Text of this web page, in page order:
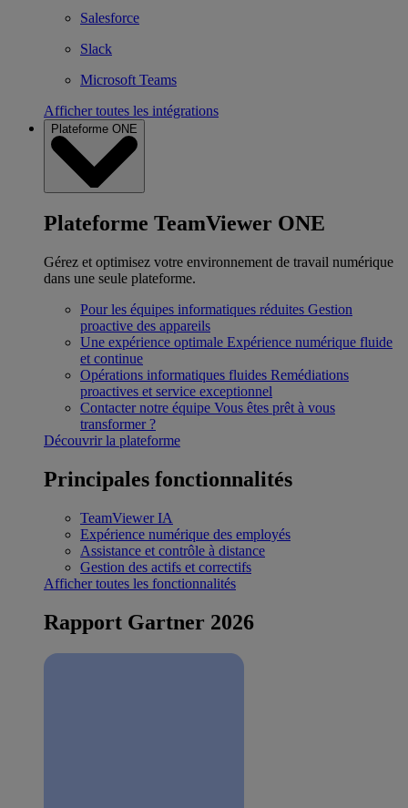
Salesforce
Slack
Microsoft Teams
Afficher toutes les intégrations
Plateforme ONE
Plateforme TeamViewer ONE
Gérez et optimisez votre environnement de travail numérique
dans une seule plateforme.
Pour les équipes informatiques réduites Gestion
proactive des appareils
Une expérience optimale Expérience numérique fluide
et continue
Opérations informatiques fluides Remédiations
proactives et service exceptionnel
Contacter notre équipe Vous êtes prêt à vous
transformer ?
Découvrir la plateforme
Principales fonctionnalités
TeamViewer IA
Expérience numérique des employés
Assistance et contrôle à distance
Gestion des actifs et correctifs
Afficher toutes les fonctionnalités
Rapport Gartner 2026